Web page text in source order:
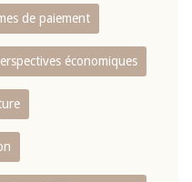
de paiement
économiques